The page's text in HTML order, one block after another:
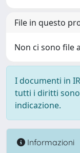
File in questo
Non ci sono file
I documenti in
tutti i diritti
indicazione.
Informazioni